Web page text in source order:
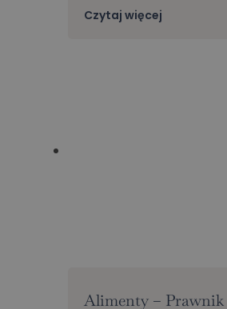
Czytaj więcej
Alimenty – Prawnik